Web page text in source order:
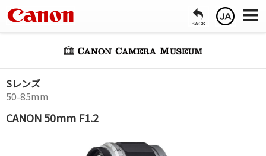
Sレンズ
50-85mm
CANON 50mm F1.2